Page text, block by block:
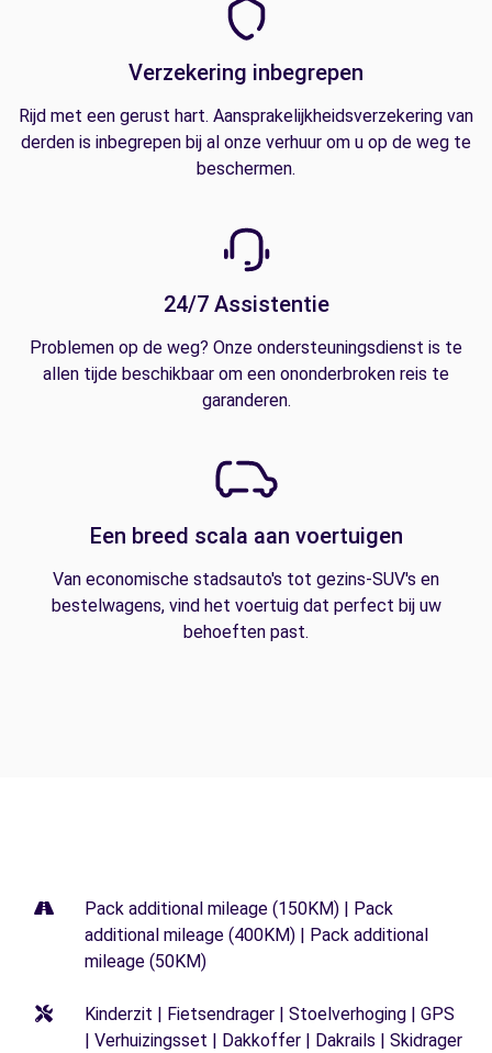
Verzekering inbegrepen
Rijd met een gerust hart. Aansprakelijkheidsverzekering van
derden is inbegrepen bij al onze verhuur om u op de weg te
beschermen.
24/7 Assistentie
Problemen op de weg? Onze ondersteuningsdienst is te
allen tijde beschikbaar om een ononderbroken reis te
garanderen.
Een breed scala aan voertuigen
Van economische stadsauto's tot gezins-SUV's en
bestelwagens, vind het voertuig dat perfect bij uw
behoeften past.
Pack additional mileage (150KM) | Pack
additional mileage (400KM) | Pack additional
mileage (50KM)
Kinderzit | Fietsendrager | Stoelverhoging | GPS
| Verhuizingsset | Dakkoffer | Dakrails | Skidrager